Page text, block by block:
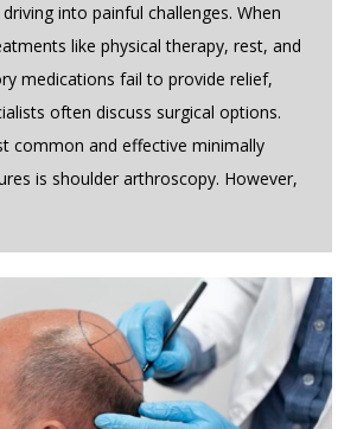
into painful challenges. When
like physical therapy, rest, and
medications fail to provide relief,
often discuss surgical options.
common and effective minimally
is shoulder arthroscopy. However,